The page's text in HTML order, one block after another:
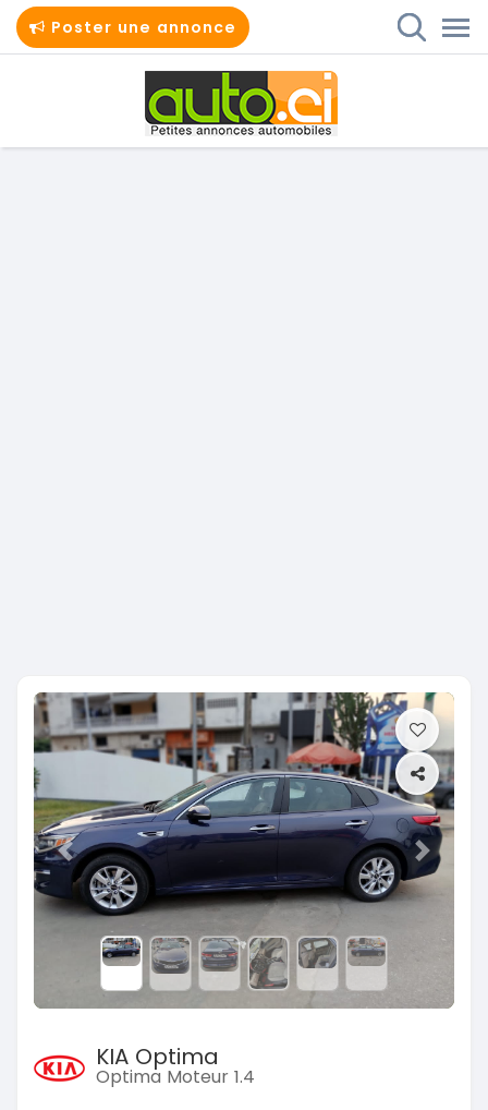
Poster une annonce
Previous Next
KIA Optima
Optima Moteur 1.4